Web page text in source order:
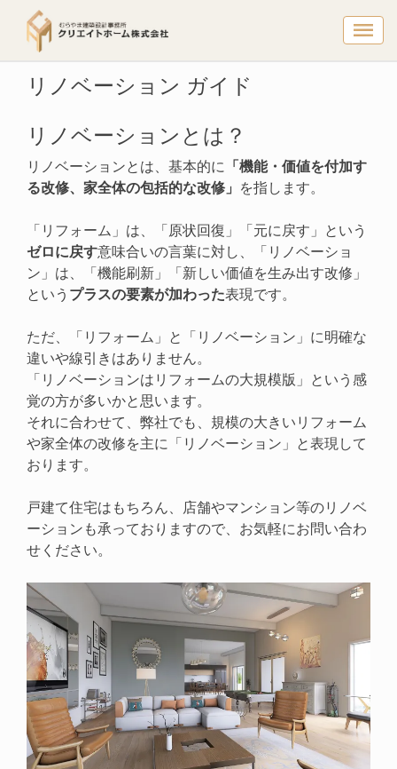
リノベー
トップページ
リノベーション ガイド
リノベーションとは？
リノベーションとは、基本的に
「機能・価値を付加す
る改修、家全体の包括的な改修」
を指します。
「リフォーム」は、「原状回復」「元に戻す」という
ゼロに戻す意味合いの言葉に対し、「リノベーショ
ン」は、「機能刷新」「新しい価値を生み出す改修」
という プラスの要素が加わった表現です。
ただ、「リフォーム」と「リノベーション」に明確な
違いや線引きはありません。
「リノベーションはリフォームの大規模版」という感
覚の方が多いかと思います。
それに合わせて、弊社でも、規模の大きいリフォーム
や家全体の改修を主に「リノベーション」と表現して
おります。
戸建て住宅はもちろん、店舗やマンション等のリノベ
ーションも承っておりますので、お気軽にお問い合わ
せください。